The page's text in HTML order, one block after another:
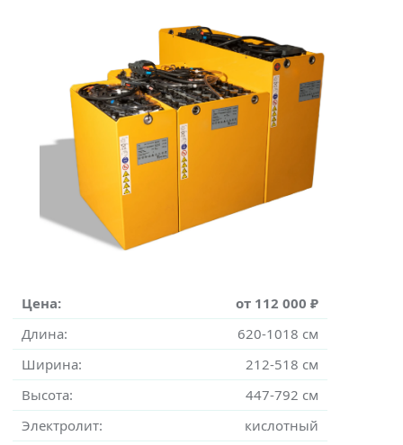
Цена:
от 112 000 ₽
Длина:
620-1018 см
Ширина:
212-518 см
Высота:
447-792 см
Электролит:
кислотный